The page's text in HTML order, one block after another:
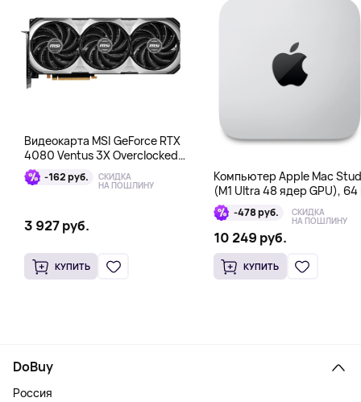
Видеокарта MSI GeForce RTX
4080 Ventus 3X Overclocked
16GB DDR6X
-162 руб. СКИДКА
НА ПОШЛИНУ
3 927 руб.
КУПИТЬ
Компьютер Apple Mac
(M1 Ultra 48 ядер GPU), 64
1 Тб -478 руб. СКИДКА
НА ПОШЛИНУ
10 249 руб.
КУПИТЬ
DoBuy
Россия